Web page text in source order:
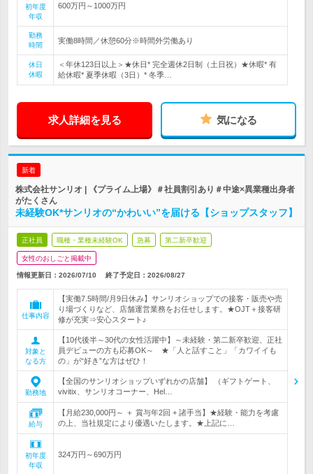
初年度
年収
600万円～1000万円
勤務
時間
実働8時間／休憩60分※時間外労働あり
休日
休暇
＜年休123日以上＞★休日* 完全週休2日制（土日祝）★休暇* 有
給休暇* 夏季休暇（3日）* 冬季…
求人詳細を見る 気になる
新着
株式会社サンリオ | 《プライム上場》＃社員割引あり＃中途×異業種出身者
がたくさん
未経験OK*サンリオの“かわいい”を届ける【ショップスタッフ】
正社員 職種・業種未経験OK 急募 第二新卒歓迎
女性のおしごと掲載中
情報更新日：2026/07/10 終了予定日： 2026/08/27
仕事内容
【実働7.5時間/月9日休み】サンリオショップでの接客・販売や売
り場づくりなど、店舗運営業務をお任せします。★OJT＋接客研
修が充実⇒安心スタート♪
対象と
なる方
【10代後半～30代の女性活躍中】～未経験・第二新卒歓迎、正社
員デビューの方も応募OK～ ★「人と話すこと」「カワイイも
の」が“好き”な方はぜひ！
勤務地
【全国のサンリオショップいずれかの店舗】 （ギフトゲート、
vivitix、サンリオコーナー、Hel…
給与
【月給230,000円～ ＋ 賞与年2回 + 諸手当】★経験・能力を考慮
の上、当社規定により優遇いたします。★上記に…
初年度
年収
324万円～690万円